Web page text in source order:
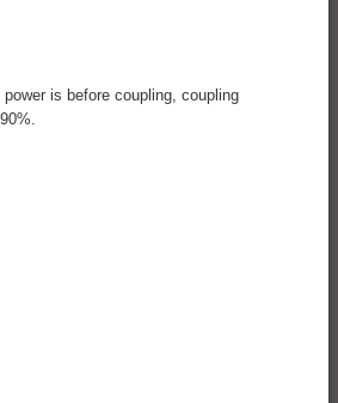
is before coupling, coupling